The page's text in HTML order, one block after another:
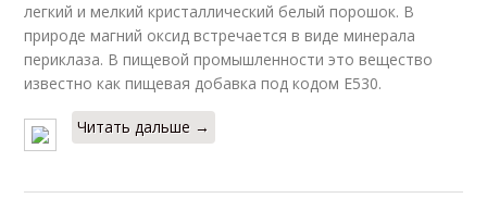
легкий и мелкий кристаллический белый порошок. В
природе магний оксид встречается в виде минерала
периклаза. В пищевой промышленности это вещество
известно как пищевая добавка под кодом E530.
Читать дальше →